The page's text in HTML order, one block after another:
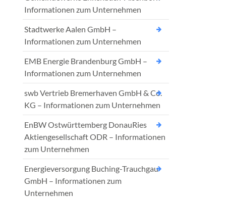
Informationen zum Unternehmen
Stadtwerke Aalen GmbH –
Informationen zum Unternehmen
EMB Energie Brandenburg GmbH –
Informationen zum Unternehmen
swb Vertrieb Bremerhaven GmbH & Co.
KG – Informationen zum Unternehmen
EnBW Ostwürttemberg DonauRies
Aktiengesellschaft ODR – Informationen
zum Unternehmen
Energieversorgung Buching-Trauchgau
GmbH – Informationen zum
Unternehmen